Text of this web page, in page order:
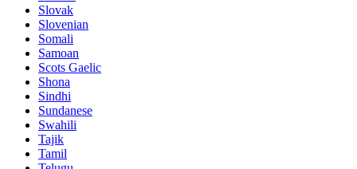
Slovak
Slovenian
Somali
Samoan
Scots Gaelic
Shona
Sindhi
Sundanese
Swahili
Tajik
Tamil